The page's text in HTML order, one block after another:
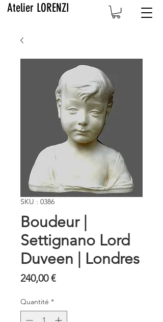
Atelier LORENZI
SKU : 0386
Boudeur |
Settignano Lord
Duveen | Londres
240,00 €Prix
Quantité *